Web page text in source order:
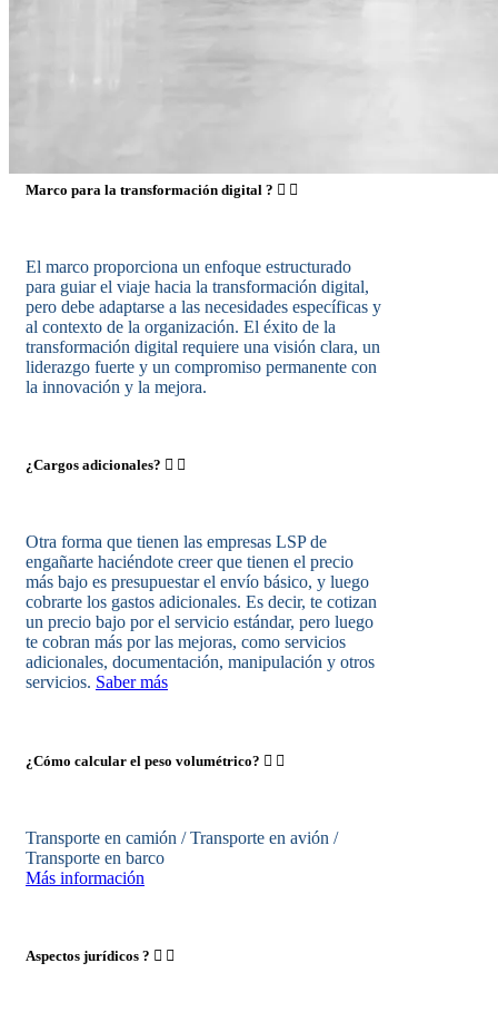
Marco para la transformación digital ?
El marco proporciona un enfoque estructurado
para guiar el viaje hacia la transformación digital,
pero debe adaptarse a las necesidades específicas y
al contexto de la organización. El éxito de la
transformación digital requiere una visión clara, un
liderazgo fuerte y un compromiso permanente con
la innovación y la mejora.
¿Cargos adicionales?
Otra forma que tienen las empresas LSP de
engañarte haciéndote creer que tienen el precio
más bajo es presupuestar el envío básico, y luego
cobrarte los gastos adicionales. Es decir, te cotizan
un precio bajo por el servicio estándar, pero luego
te cobran más por las mejoras, como servicios
adicionales, documentación, manipulación y otros
servicios. Saber más
¿Cómo calcular el peso volumétrico?
Transporte en camión / Transporte en avión /
Transporte en barco
Más información
Aspectos jurídicos ?